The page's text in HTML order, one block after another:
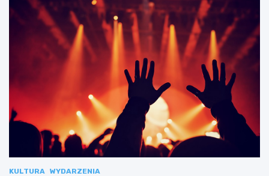
KULTURA WYDARZENIA